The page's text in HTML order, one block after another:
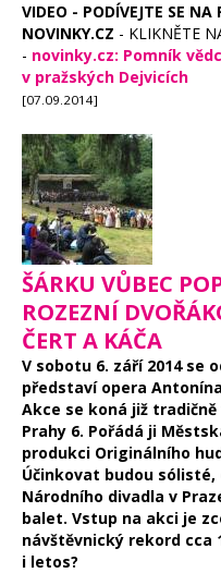
VIDEO - PODÍVEJTE SE NA
NOVINKY.CZ - KLIKNĚTE
- novinky.cz: Pomník
v pražských Dejvicích
[07.09.2014]
ŠÁRKU VŮBEC
ROZEZNÍ
ČERT A KÁČA
V sobotu 6. září 2014 se
představí opera
Akce se koná již
Prahy 6. Pořádá ji
produkci Originálního
Účinkovat budou
Národního divadla v
balet. Vstup na akci je
návštěvnický rekord cca
i letos?